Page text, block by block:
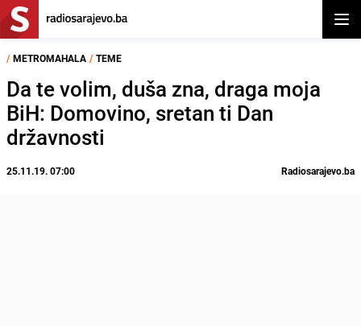
/ METROMAHALA / TEME
Da te volim, duša zna, draga moja
BiH: Domovino, sretan ti Dan
državnosti
25.11.19. 07:00 Radiosarajevo.ba